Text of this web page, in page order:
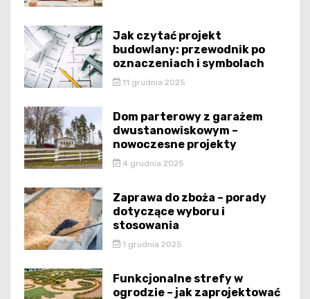
Jak czytać projekt
budowlany: przewodnik po
oznaczeniach i symbolach
11 grudnia 2025
Dom parterowy z garażem
dwustanowiskowym –
nowoczesne projekty
4 grudnia 2025
Zaprawa do zboża – porady
dotyczące wyboru i
stosowania
1 grudnia 2025
Funkcjonalne strefy w
ogrodzie – jak zaprojektować